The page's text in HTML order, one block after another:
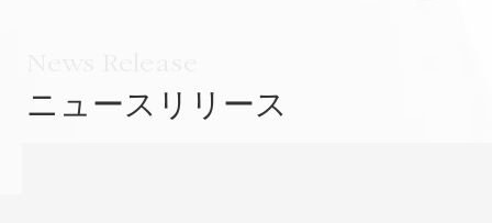
ニュースリリース